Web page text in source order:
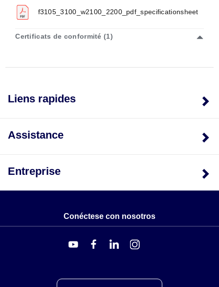
que le F3101) sont montés sur une base céramique
plate. Ils peuvent être collés, cimentés ou encastrés.
est important d'assurer un bon contact thermique entre
f3105_3100_w2100_2200_pdf_specificationsheet
Certificats de conformité (1)
Liens rapides
Assistance
Entreprise
Conéctese con nosotros